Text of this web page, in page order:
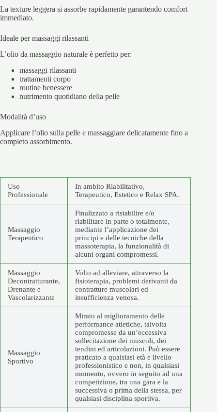
La texture leggera si assorbe rapidamente garantendo comfort
immediato.
Ideale per massaggi rilassanti
L’olio da massaggio naturale è perfetto per:
massaggi rilassanti
trattamenti corpo
routine benessere
nutrimento quotidiano della pelle
Modalità d’uso
Applicare l’olio sulla pelle e massaggiare delicatamente fino a
completo assorbimento.
Uso
Professionale
In ambito Riabilitativo,
Terapeutico, Estetico e Relax SPA.
Massaggio
Terapeutico
Finalizzato a ristabilire e/o
riabilitare in parte o totalmente,
mediante l’applicazione dei
principi e delle tecniche della
massoterapia, la funzionalità di
alcuni organi compromessi.
Massaggio
Decontratturante,
Drenante e
Vascolarizzante
Volto ad alleviare, attraverso la
fisioterapia, problemi derivanti da
contratture muscolari ed
insufficienza venosa.
Massaggio
Sportivo
Mirato al miglioramento delle
performance atletiche, talvolta
compromesse da un’eccessiva
sollecitazione dei muscoli, dei
tendini ed articolazioni. Può essere
praticato a qualsiasi età e livello
professionistico e non, in qualsiasi
momento, ovvero in seguito ad una
competizione, tra una gara e la
successiva o prima della stessa, per
qualsiasi disciplina sportiva.